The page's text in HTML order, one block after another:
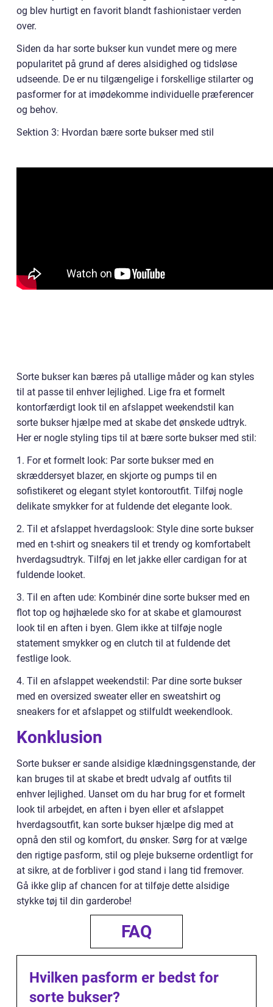
og blev hurtigt en favorit blandt fashionistaer verden
over.
Siden da har sorte bukser kun vundet mere og mere
popularitet på grund af deres alsidighed og tidsløse
udseende. De er nu tilgængelige i forskellige stilarter og
pasformer for at imødekomme individuelle præferencer
og behov.
Sektion 3: Hvordan bære sorte bukser med stil
Sorte bukser kan bæres på utallige måder og kan styles
til at passe til enhver lejlighed. Lige fra et formelt
kontorfærdigt look til en afslappet weekendstil kan
sorte bukser hjælpe med at skabe det ønskede udtryk.
Her er nogle styling tips til at bære sorte bukser med stil:
1. For et formelt look: Par sorte bukser med en
skræddersyet blazer, en skjorte og pumps til en
sofistikeret og elegant stylet kontoroutfit. Tilføj nogle
delikate smykker for at fuldende det elegante look.
2. Til et afslappet hverdagslook: Style dine sorte bukser
med en t-shirt og sneakers til et trendy og komfortabelt
hverdagsudtryk. Tilføj en let jakke eller cardigan for at
fuldende looket.
3. Til en aften ude: Kombinér dine sorte bukser med en
flot top og højhælede sko for at skabe et glamourøst
look til en aften i byen. Glem ikke at tilføje nogle
statement smykker og en clutch til at fuldende det
festlige look.
4. Til en afslappet weekendstil: Par dine sorte bukser
med en oversized sweater eller en sweatshirt og
sneakers for et afslappet og stilfuldt weekendlook.
Konklusion
Sorte bukser er sande alsidige klædningsgenstande, der
kan bruges til at skabe et bredt udvalg af outfits til
enhver lejlighed. Uanset om du har brug for et formelt
look til arbejdet, en aften i byen eller et afslappet
hverdagsoutfit, kan sorte bukser hjælpe dig med at
opnå den stil og komfort, du ønsker. Sørg for at vælge
den rigtige pasform, stil og pleje bukserne ordentligt for
at sikre, at de forbliver i god stand i lang tid fremover.
Gå ikke glip af chancen for at tilføje dette alsidige
stykke tøj til din garderobe!
FAQ
Hvilken pasform er bedst for
sorte bukser?